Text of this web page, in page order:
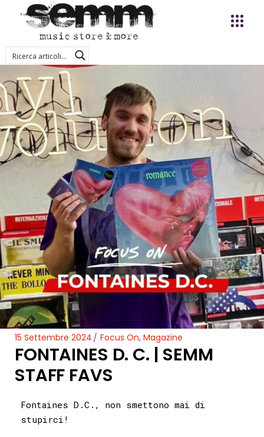
15 Settembre 2024 Focus On, Magazine
FONTAINES D. C. | SEMM
STAFF FAVS
Fontaines D.C., non smettono mai di
stupirci!